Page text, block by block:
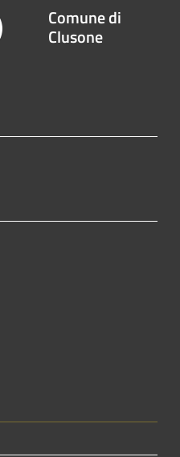
Comune di
Clusone